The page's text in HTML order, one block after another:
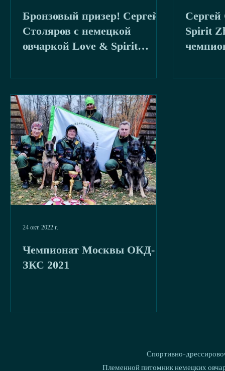
буря 2020
Бронзовый призер! Сергей
Столяров с немецкой
овчаркой Love & Spirit
Spirit
Чемпионат Москвы ОКД-
ЗКС 2021
24 окт. 2022 г.
Спортивно-